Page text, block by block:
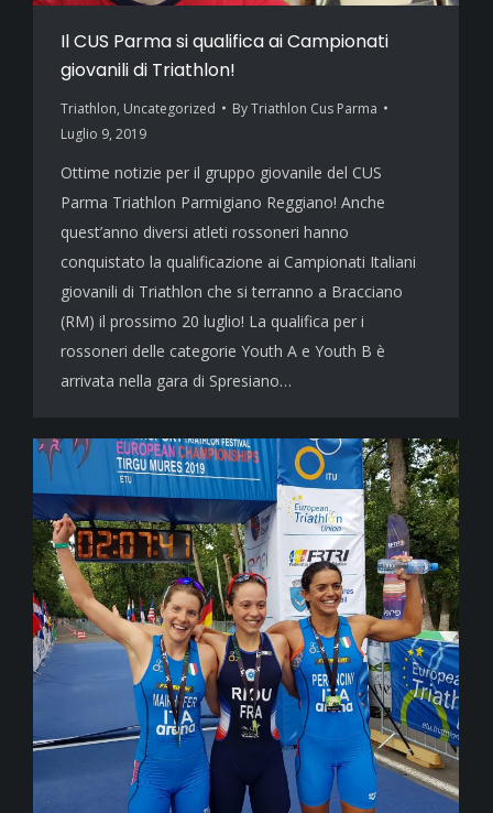
Il CUS Parma si qualifica ai Campionati
giovanili di Triathlon!
Triathlon, Uncategorized ByTriathlon Cus Parma
Luglio 9, 2019
Ottime notizie per il gruppo giovanile del CUS
Parma Triathlon Parmigiano Reggiano! Anche
quest’anno diversi atleti rossoneri hanno
conquistato la qualificazione ai Campionati Italiani
giovanili di Triathlon che si terranno a Bracciano
(RM) il prossimo 20 luglio! La qualifica per i
rossoneri delle categorie Youth A e Youth B è
arrivata nella gara di Spresiano…